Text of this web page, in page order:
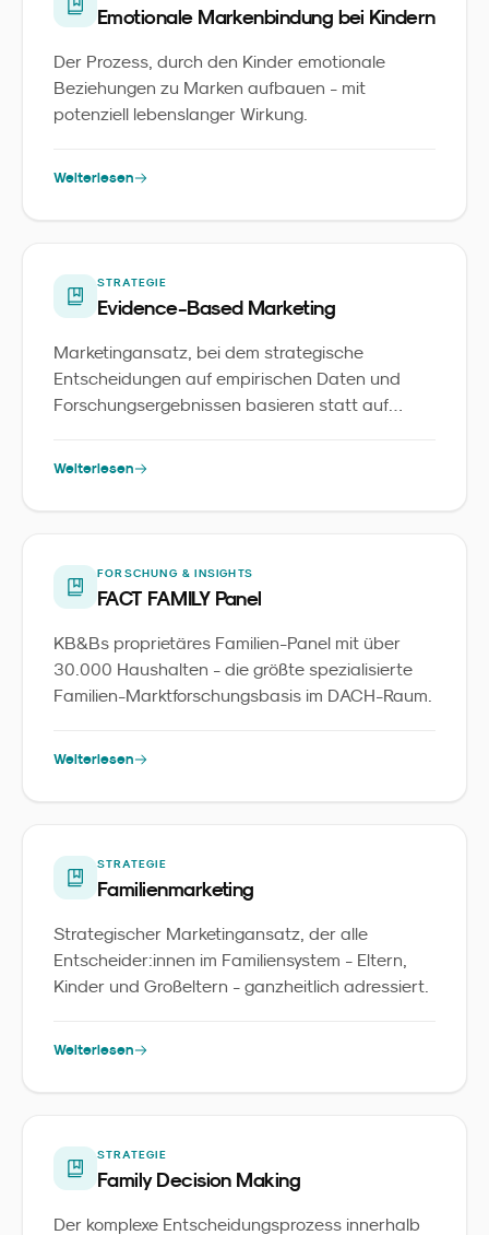
Emotionale Markenbindung bei Kindern
Der Prozess, durch den Kinder emotionale
Beziehungen zu Marken aufbauen - mit
potenziell lebenslanger Wirkung.
Weiterlesen
STRATEGIE
Evidence-Based Marketing
Marketingansatz, bei dem strategische
Entscheidungen auf empirischen Daten und
Forschungsergebnissen basieren statt auf
Weiterlesen
FORSCHUNG & INSIGHTS
FACT FAMILY Panel
KB&Bs proprietäres Familien-Panel mit über
30.000 Haushalten - die größte spezialisierte
Familien-Marktforschungsbasis im DACH-Raum.
Weiterlesen
STRATEGIE
Familienmarketing
Strategischer Marketingansatz, der alle
Entscheider:innen im Familiensystem - Eltern,
Kinder und Großeltern - ganzheitlich adressiert.
Weiterlesen
STRATEGIE
Family Decision Making
Der komplexe Entscheidungsprozess innerhalb